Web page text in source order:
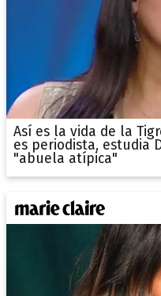
Así es la vida de la
es periodista, estudia
"abuela atípica"